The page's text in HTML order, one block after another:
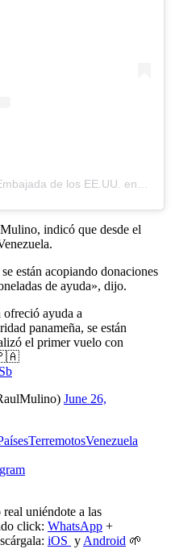
Una publicación compartida por Embajada de los EE.UU. en Caracas (@usembassyve)
indicó que desde el
están acopiando donaciones
de ayuda», dijo.
ofreció ayuda a
panameña, se están
el primer vuelo con
June 26,
TerremotosVenezuela
uniéndote a las
click: WhatsApp +
iOS yAndroid 🌱